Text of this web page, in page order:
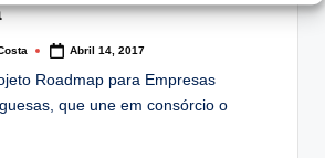
Abril 14, 2017
Roadmap para Empresas
que une em consórcio o